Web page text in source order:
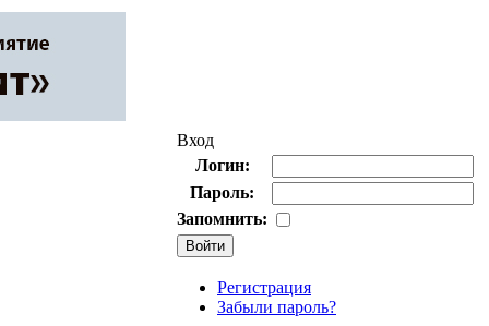
Вход
Логин:
Пароль:
Запомнить:
Регистрация
Забыли пароль?